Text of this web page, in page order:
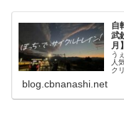
自
武
月】
う
人
ク
blog.cbnanashi.net